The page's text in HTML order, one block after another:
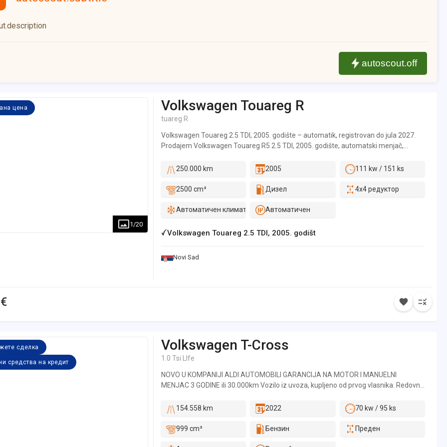
autoscout.off
цена
1 /20
Volkswagen Touareg R
tuareg R
Volkswagen Touareg 2.5 TDI, 2005. godište – automatik, registrovan do jula 2027.
Prodajem Volkswagen Touareg R5 2.5 TDI, 2005. godište, automatski menjač,
Na automobilu je urađena kompletna generalna motora, a u poslednjem periodu
kompresor vazdušnog oslanjanja. Novi termostat i antifriz. Servisiran automatski
stop. Nove Continental gume. Redovno servisiran i održavan.
250.000 km 2005 111 kw / 151 ks
2500 cm³ Дизел 4x4 редуктор
Автоматичен климатик Автоматичен
Volkswagen Touareg 2.5 TDI, 2005. godišt
Novi Sad
сделка
средства на кредит
Volkswagen T-Cross
1.0 Tsi LIfe
NOVO U KOMPANIJI ALDI AUTOMOBILI GARANCIJA NA MOTOR I MANUELNI
MENJAC 3 GODINE ili 30.000km Vozilo iz uvoza, kupljeno od prvog vlasnika. Redovno
istorija dostupna na uvid ). Vozilo je pregledano od strane kompanije SGS-a/Dekre.
čije troškove snosi kupac. Za sva naša vozila pružamo na uvid slike iz inostranstva i
154.558 km 2022 70 kw / 95 ks
999 cm³ Бензин Преден